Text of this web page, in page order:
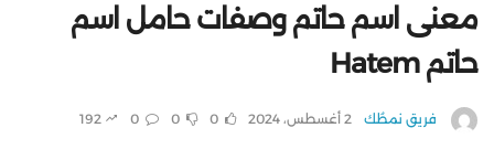
معنى اسم حاتم وصفات حامل اسم
حاتم Hatem
فريق نمطُك 2 أغسطس، 2024 0
0
0
192